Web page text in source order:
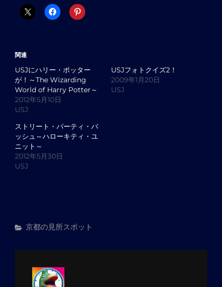
関連
USJにハリー・ポッター
が！～The Wizarding
World of Harry Potter～
2012年5月10日
USJ
USJフォトクイズ2！
2009年1月20日
USJ
ストリート・パーティ・バ
ッシュ～ハローキティ・ユ
ニット～
2012年5月30日
USJ
カ
ゴ
ー
京都の見所スポット